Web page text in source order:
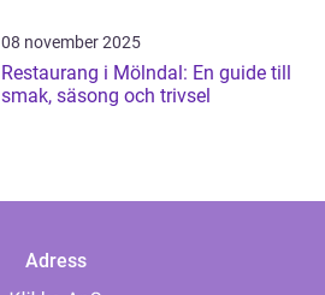
08 november 2025
Restaurang i Mölndal: En guide till
smak, säsong och trivsel
Adress